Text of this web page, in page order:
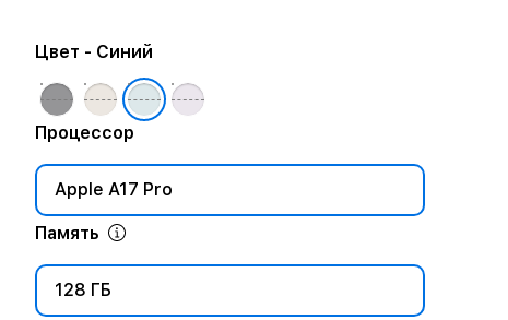
Цвет - Синий
Процессор
Apple A17 Pro
Память
128 ГБ